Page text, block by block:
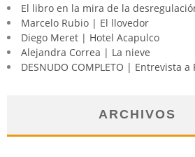
El libro en la mira de la
Marcelo Rubio | El llovedor
Diego Meret | Hotel Acapulco
Alejandra Correa | La nieve
DESNUDO COMPLETO | Entrevista
ARCHIVOS